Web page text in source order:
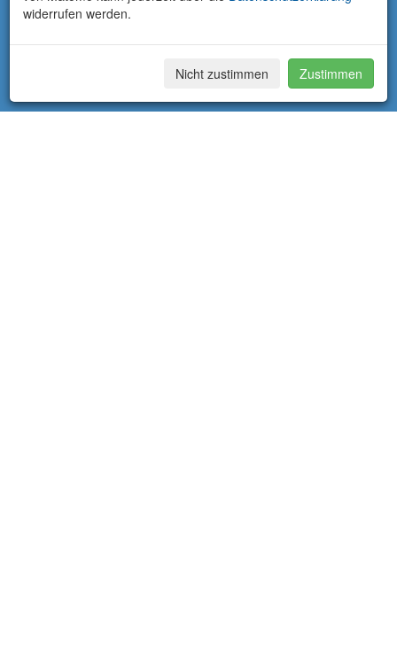
widerrufen werden.
Nicht zustimmen Zustimmen